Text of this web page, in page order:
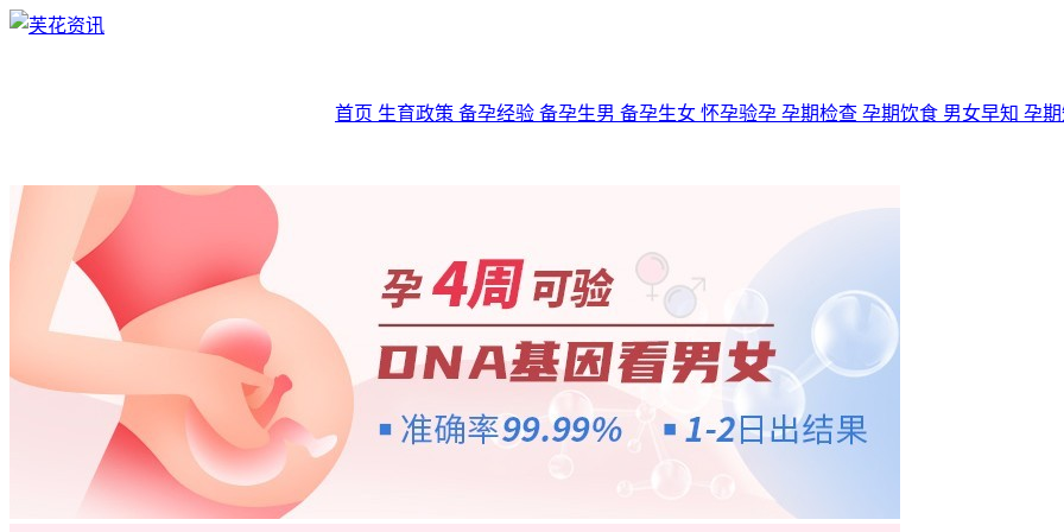
首页 生育政策 备孕经验 备孕生男 备孕生女 怀孕验孕 孕期检查 孕期饮食 男女早知 孕